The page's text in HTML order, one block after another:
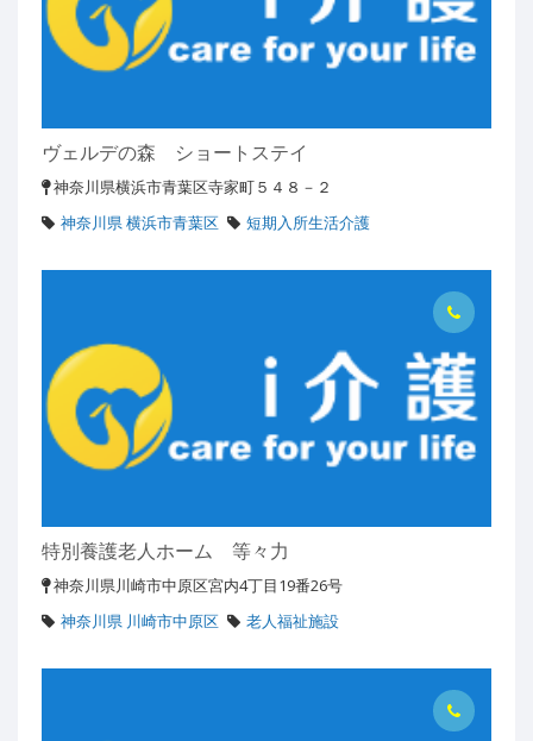
ヴェルデの森 ショートステイ
神奈川県横浜市青葉区寺家町５４８－２
神奈川県 横浜市青葉区
短期入所生活介護
特別養護老人ホーム 等々力
神奈川県川崎市中原区宮内4丁目19番26号
神奈川県 川崎市中原区
老人福祉施設